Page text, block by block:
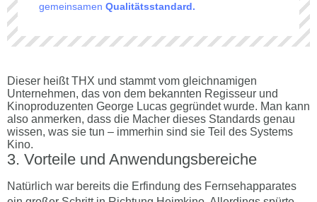
gemeinsamen Qualitätsstandard.
Dieser heißt THX und stammt vom gleichnamigen
Unternehmen, das von dem bekannten Regisseur und
Kinoproduzenten George Lucas gegründet wurde. Man kann
also anmerken, dass die Macher dieses Standards genau
wissen, was sie tun – immerhin sind sie Teil des Systems
Kino.
Vorteile und Anwendungsbereiche
Natürlich war bereits die Erfindung des Fernsehapparates